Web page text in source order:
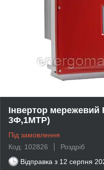
Інвертор мережевий
3Ф,1МТР)
Під замовлення
Код: 102826
Роздріб
Відправка з 12 серпня